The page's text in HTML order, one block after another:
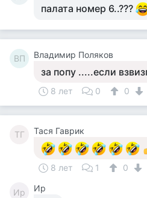
палата номер 6..???
ВП Владимир Поляков
за попу .....если
8 лет 0 0
ТГ Тася Гаврик
8 лет 1 0
Ир
Ир